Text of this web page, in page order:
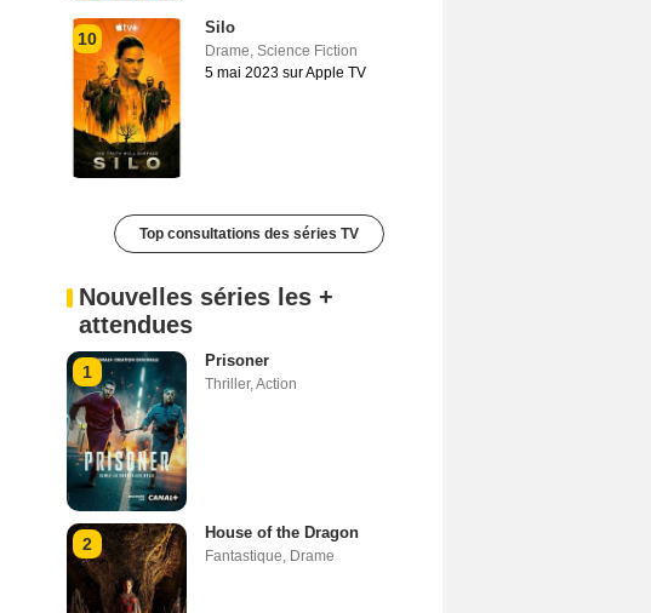
10
Silo
Drame, Science Fiction
5 mai 2023 sur Apple TV
Top consultations des séries TV
Nouvelles séries les +
attendues
1
Prisoner
Thriller,Action
2
House of the Dragon
Fantastique, Drame